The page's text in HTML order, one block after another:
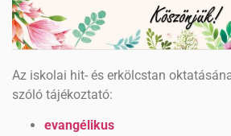
Az iskolai hit- és erkölcstan
szóló tájékoztató:
evangélikus